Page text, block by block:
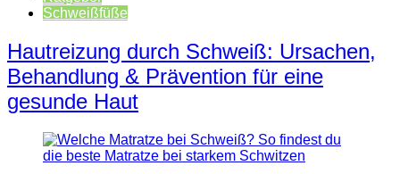
Schweißfüße
Hautreizung durch Schweiß: Ursachen,
Behandlung & Prävention für eine
gesunde Haut